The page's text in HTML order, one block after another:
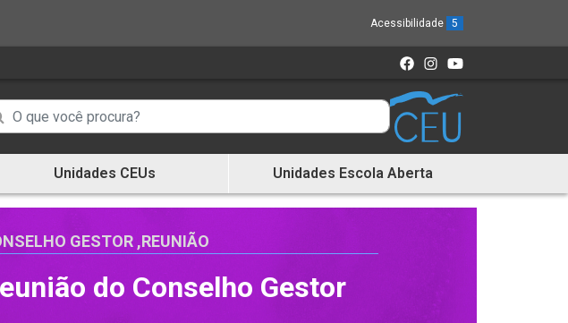
Acessibilidade 5
Unidades CEUs Unidades Escola Aberta
GESTOR ,REUNIÃO
do Conselho Gestor